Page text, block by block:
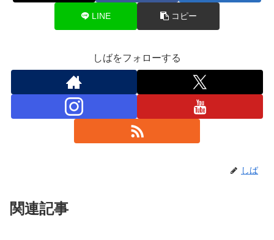
LINE コピー
しばをフォローする
しば
関連記事